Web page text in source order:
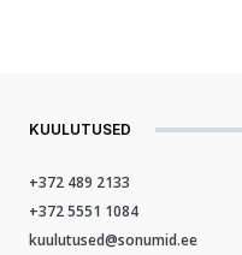
KUULUTUSED
+372 489 2133
+372 5551 1084
kuulutused@sonumid.ee